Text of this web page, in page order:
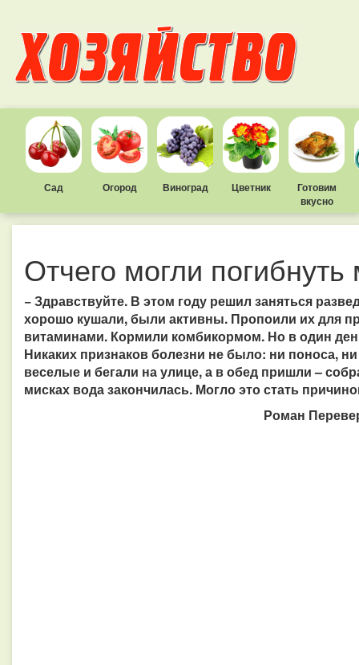
Сад Огород Виноград Цветник
Готовим
вкусно
Отчего могли погибнуть
− Здравствуйте. В этом году решил заняться
хорошо кушали, были активны. Пропоили их для
витаминами. Кормили комбикормом. Но в один
Никаких признаков болезни не было: ни поноса,
веселые и бегали на улице, а в обед пришли –
мисках вода закончилась. Могло это стать
Роман